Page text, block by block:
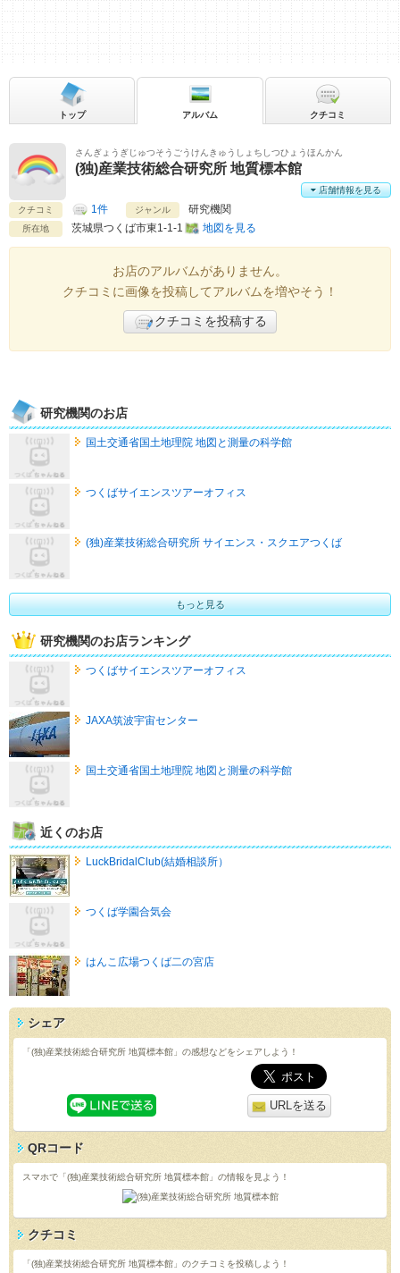
さんぎょうぎじゅつそうごうけんきゅうしょちしつひょうほんかん
(独)産業技術総合研究所 地質標本館
クチコミ 1件 ジャンル 研究機関
所在地 茨城県つくば市東1-1-1 地図を見る
店舗情報を見る
トップ アルバム クチコミ
お店のアルバムがありません。
クチコミに画像を投稿してアルバムを増やそう！
クチコミを投稿する
研究機関のお店
国土交通省国土地理院 地図と測量の科学館
つくばサイエンスツアーオフィス
(独)産業技術総合研究所 サイエンス・スクエアつくば
もっと見る
研究機関のお店ランキング
つくばサイエンスツアーオフィス
JAXA筑波宇宙センター
国土交通省国土地理院 地図と測量の科学館
近くのお店
LuckBridalClub(結婚相談所）
つくば学園合気会
はんこ広場つくば二の宮店
シェア
「(独)産業技術総合研究所 地質標本館」の感想などをシェアしよう！
URLを送る
QRコード
スマホで「(独)産業技術総合研究所 地質標本館」の情報を見よう！
クチコミ
「(独)産業技術総合研究所 地質標本館」のクチコミを投稿しよう！